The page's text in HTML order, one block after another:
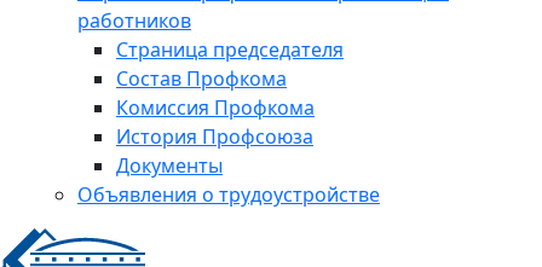
работников
Страница председателя
Состав Профкома
Комиссия Профкома
История Профсоюза
Документы
Объявления о трудоустройстве